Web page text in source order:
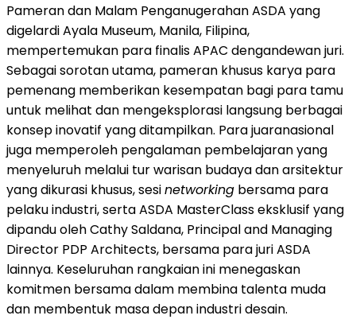
Pameran dan Malam Penganugerahan ASDA yang
digelardi Ayala Museum, Manila, Filipina,
mempertemukan para finalis APAC dengandewan juri.
Sebagai sorotan utama, pameran khusus karya para
pemenang memberikan kesempatan bagi para tamu
untuk melihat dan mengeksplorasi langsung berbagai
konsep inovatif yang ditampilkan. Para juaranasional
juga memperoleh pengalaman pembelajaran yang
menyeluruh melalui tur warisan budaya dan arsitektur
yang dikurasi khusus, sesinetworking bersama para
pelaku industri, serta ASDA MasterClass eksklusif yang
dipandu oleh Cathy Saldana, Principal and Managing
Director PDP Architects, bersama para juri ASDA
lainnya. Keseluruhan rangkaian ini menegaskan
komitmen bersama dalam membina talenta muda
dan membentuk masa depan industri desain.